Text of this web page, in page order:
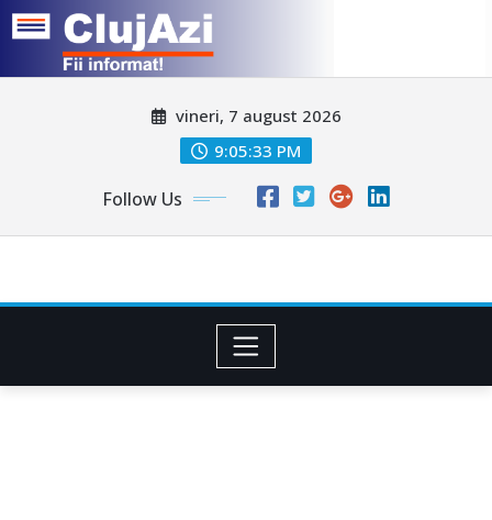
vineri, 7 august 2026
9:05:35 PM
Follow Us